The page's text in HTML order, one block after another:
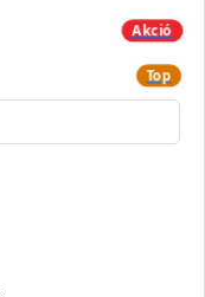
Akció
Top